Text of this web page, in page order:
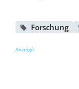
Forschung
Anzeige